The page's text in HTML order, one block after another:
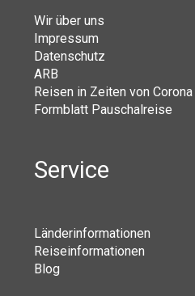
Wir über uns
Impressum
Datenschutz
ARB
Reisen in Zeiten von Corona
Formblatt Pauschalreise
Service
Länderinformationen
Reiseinformationen
Blog